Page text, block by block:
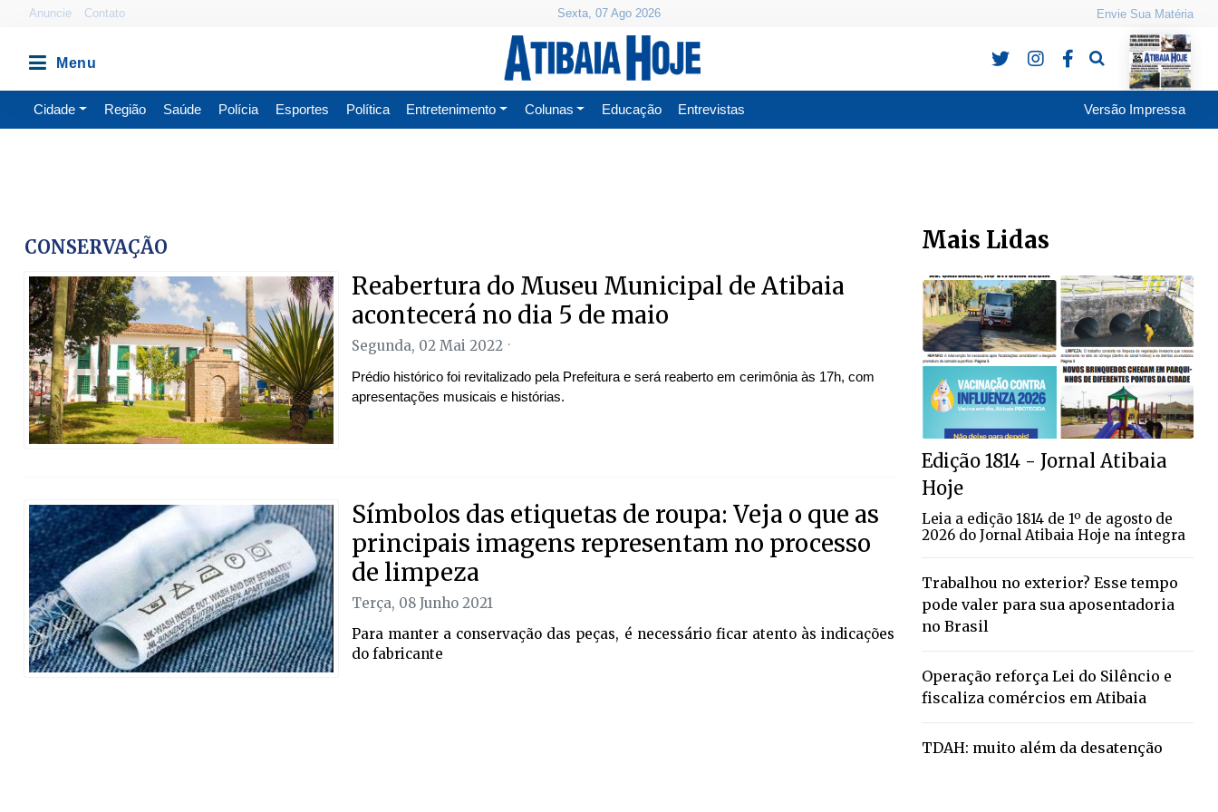
Anuncie Contato Sexta, 07 Ago 2026 Envie Sua Matéria
Pesquisa
Cidade Região Saúde Polícia Esportes Política Entretenimento Colunas Educação Entrevistas Versão Impressa
CONSERVAÇÃO
Reabertura do Museu Municipal de Atibaia
acontecerá no dia 5 de maio
Segunda, 02 Mai 2022
Prédio histórico foi revitalizado pela Prefeitura e será reaberto em cerimônia às 17h, com
apresentações musicais e histórias.
Símbolos das etiquetas de roupa: Veja o que as
principais imagens representam no processo
de limpeza
Terça, 08 Junho 2021
Para manter a conservação das peças, é necessário ficar atento às indicações
do fabricante
Mais Lidas
Edição 1814 - Jornal Atibaia
Hoje
Leia a edição 1814 de 1º de agosto de
2026 do Jornal Atibaia Hoje na íntegra
Trabalhou no exterior? Esse tempo
pode valer para sua aposentadoria
no Brasil
Operação reforça Lei do Silêncio e
fiscaliza comércios em Atibaia
TDAH: muito além da desatenção